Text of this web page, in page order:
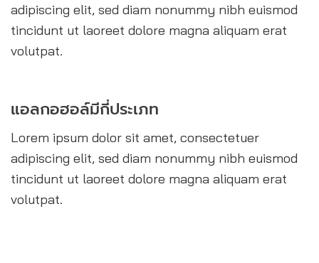
adipiscing elit, sed diam nonummy nibh euismod
tincidunt ut laoreet dolore magna aliquam erat
volutpat.
แอลกอฮอล์มีกี่ประเภท
Lorem ipsum dolor sit amet, consectetuer
adipiscing elit, sed diam nonummy nibh euismod
tincidunt ut laoreet dolore magna aliquam erat
volutpat.